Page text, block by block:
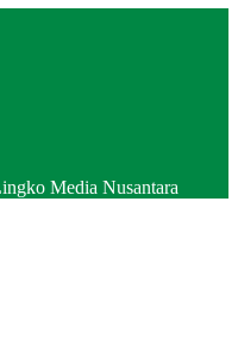
Media Nusantara